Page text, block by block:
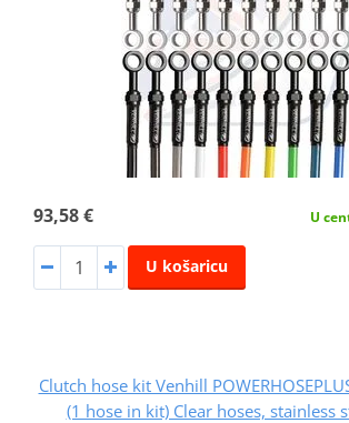
93,58 € U
U košaricu
Clutch hose kit Venhill
(1 hose in kit) Clear hoses, stainless